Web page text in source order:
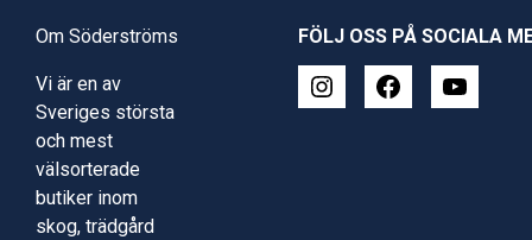
Om Söderströms
Vi är en av
Sveriges största
och mest
välsorterade
butiker inom
skog, trädgård
FÖLJ OSS PÅ SOCIALA